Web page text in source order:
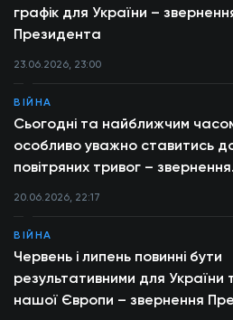
графік для України –
Президента
23.06.2026, 23:00
ВІЙНА
Сьогодні та найближчим
особливо уважно ставитись
повітряних тривог – звернення
20.06.2026, 22:17
ВІЙНА
Червень і липень повинні бути
результативними для України
нашої Європи – звернення